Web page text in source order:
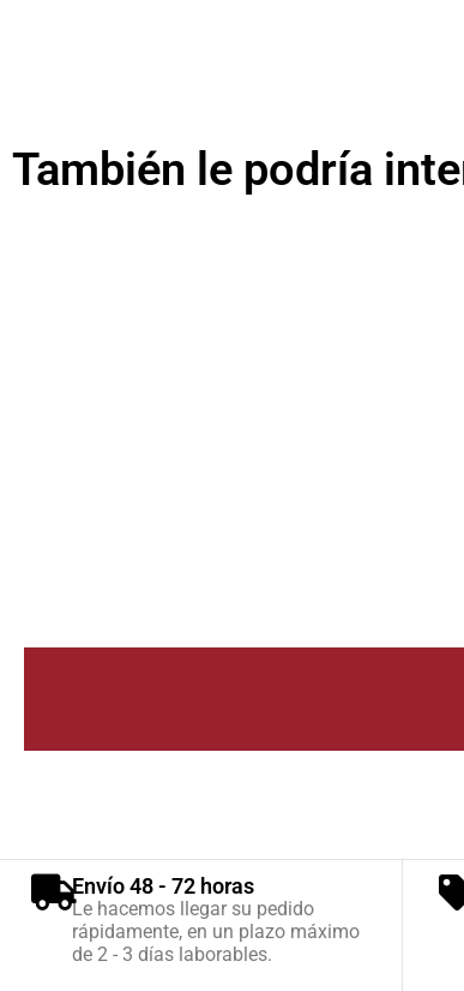
También le podría
Envío 48 - 72 horas
Le hacemos llegar su pedido
rápidamente, en un plazo máximo
de 2 - 3 días laborables.